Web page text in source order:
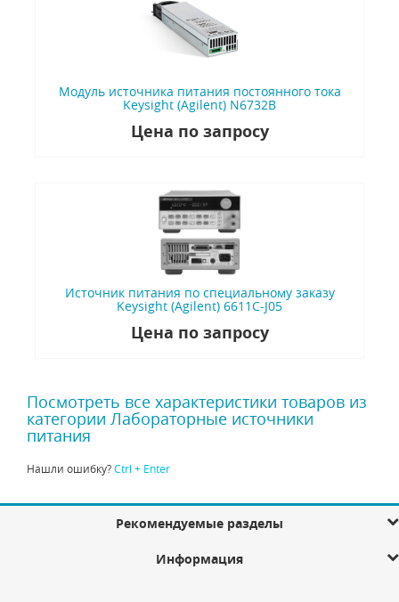
Модуль источника питания постоянного тока
Keysight (Agilent) N6732B
Цена по запросу
Источник питания по специальному заказу
Keysight (Agilent) 6611C-J05
Цена по запросу
Посмотреть все характеристики товаров из
категории Лабораторные источники
питания
Нашли ошибку?Ctrl + Enter
Рекомендуемые разделы
Информация